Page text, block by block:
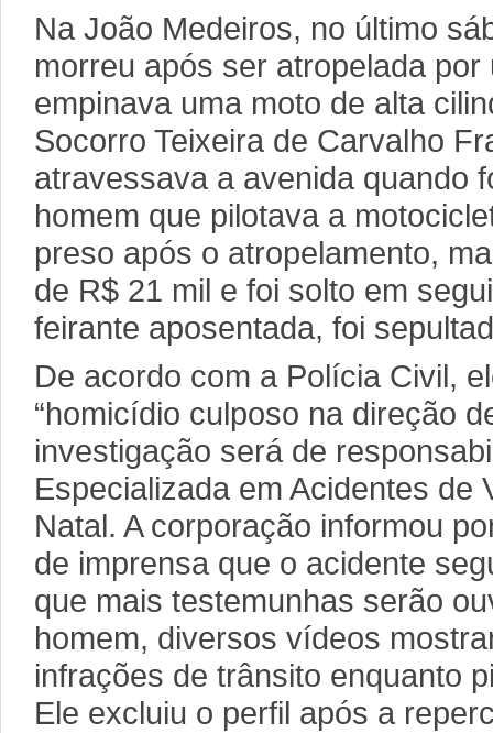
Na João Medeiros, no último
morreu após ser atropelada
empinava uma moto de alta
Socorro Teixeira de Carvalho
atravessava a avenida quando
homem que pilotava a
preso após o atropelamento,
de R$ 21 mil e foi solto em
feirante aposentada, foi
De acordo com a Polícia Civil,
“homicídio culposo na direção
investigação será de
Especializada em Acidentes de
Natal. A corporação informou
de imprensa que o acidente
que mais testemunhas serão
homem, diversos vídeos
infrações de trânsito enquanto
Ele excluiu o perfil após a